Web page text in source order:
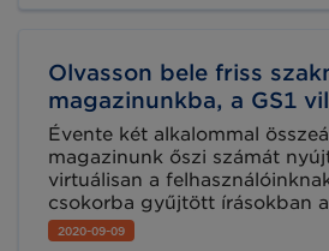
Olvasson bele friss
magazinunkba, a GS1
Évente két alkalommal
magazinunk őszi számát
virtuálisan a
csokorba gyűjtött írásokban a
Magyarország legaktuálisabb
2020-09-09